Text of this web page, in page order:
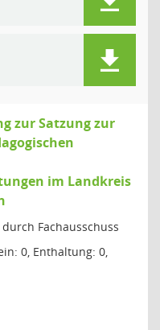
zur Satzung zur
im Landkreis
Fachausschuss
0, Enthaltung: 0,